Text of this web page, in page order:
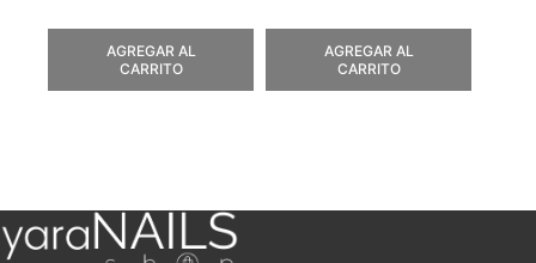
AGREGAR AL
CARRITO
AGREGAR AL
CARRITO